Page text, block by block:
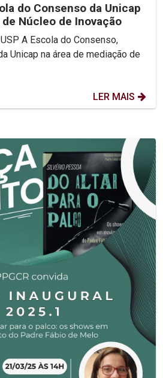
do Consenso da Unicap
Núcleo de Inovação
Unicap na área de mediação de
LER MAIS